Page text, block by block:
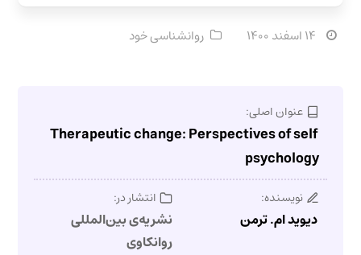
۱۴ اسفند ۱۴۰۰ روانشناسی خود
عنوان اصلی:
Therapeutic change: Perspectives of self
psychology
نویسنده:
دیوید ام. ترمن
انتشار در:
نشریه‌ی بین‌المللی
روانکاوی